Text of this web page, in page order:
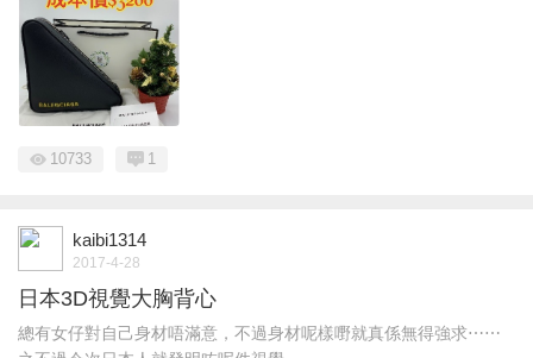
10733 1
kaibi1314
2017-4-28
日本3D視覺大胸背心
總有女仔對自己身材唔滿意，不過身材呢樣嘢就真係無得強求⋯⋯